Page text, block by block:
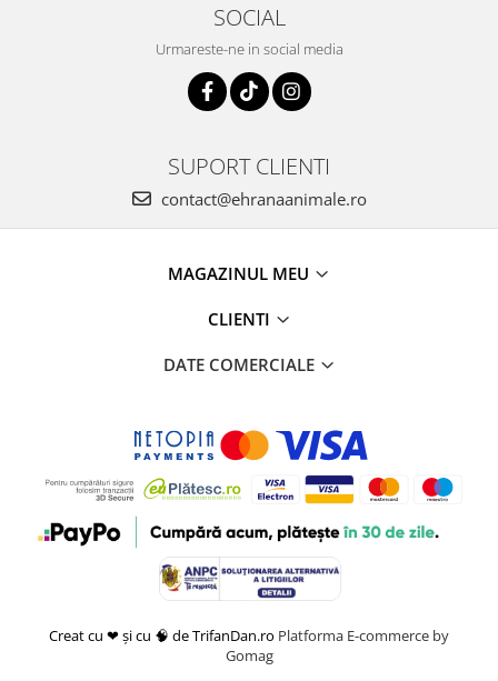
SOCIAL
Urmareste-ne in social media
SUPORT CLIENTI
contact@ehranaanimale.ro
MAGAZINUL MEU
CLIENTI
DATE COMERCIALE
Creat cu ❤ și cu 🧠 de TrifanDan.ro Platforma E-commerce by
Gomag